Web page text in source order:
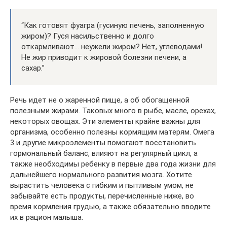
“Как готовят фуагра (гусиную печень, заполненную
жиром)? Гуся насильственно и долго
откармливают… неужели жиром? Нет, углеводами!
Не жир приводит к жировой болезни печени, а
сахар.”
Речь идет не о жаренной пище, а об обогащенной
полезными жирами. Таковых много в рыбе, масле, орехах,
некоторых овощах. Эти элементы крайне важны для
организма, особенно полезны кормящим матерям. Омега
3 и другие микроэлементы помогают восстановить
гормональный баланс, влияют на регулярный цикл, а
также необходимы ребенку в первые два года жизни для
дальнейшего нормального развития мозга. Хотите
вырастить человека с гибким и пытливым умом, не
забывайте есть продукты, перечисленные ниже, во
время кормления грудью, а также обязательно вводите
их в рацион малыша.